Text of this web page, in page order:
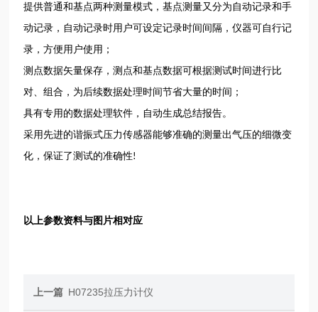
提供普通和基点两种测量模式，基点测量又分为自动记录和手
动记录，自动记录时用户可设定记录时间间隔，仪器可自行记
录，方便用户使用；
测点数据矢量保存，测点和基点数据可根据测试时间进行比
对、组合，为后续数据处理时间节省大量的时间；
具有专用的数据处理软件，自动生成总结报告。
采用先进的谐振式压力传感器能够准确的测量出气压的细微变
化，保证了测试的准确性!
以上参数资料与图片相对应
上一篇 H07235拉压力计仪